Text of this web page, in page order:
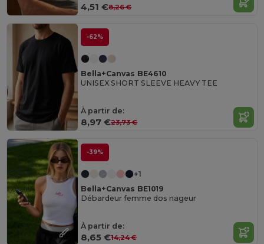
4,51 €8,26 €
-62%
Bella+Canvas BE4610
UNISEX SHORT SLEEVE HEAVY TEE
À partir de:
8,97 €23,73 €
-39%
+1
Bella+Canvas BE1019
Débardeur femme dos nageur
À partir de:
8,65 €14,24 €